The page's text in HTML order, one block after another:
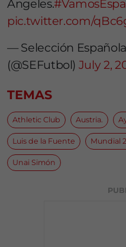
Ángeles.
pic.twitter.com/
— Selección
(@SEFutbol) July 2,
TEMAS
Athletic Club Austria.
Luis de la Fuente Mundial
Unai Simón